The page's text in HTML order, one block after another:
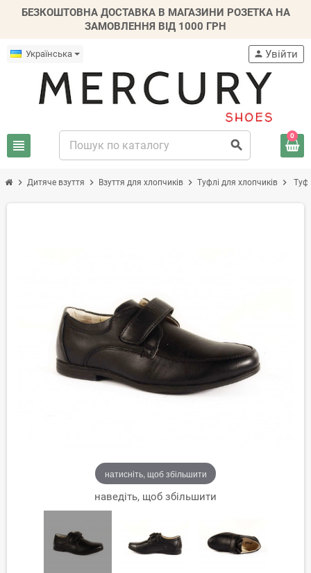
БЕЗКОШТОВНА ДОСТАВКА В МАГАЗИНИ РОЗЕТКА НА
ЗАМОВЛЕННЯ ВІД 1000 ГРН
Українська
view_headline search
person Увійти
0
chevron_right Дитяче взуття chevron_right Взуття для хлопчиків chevron_right Туфлі для хлопчиків chevron_right
натисніть, щоб збільшити
наведіть, щоб збільшити